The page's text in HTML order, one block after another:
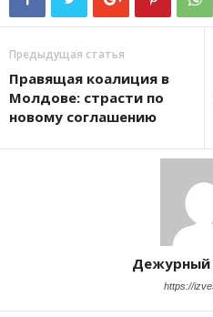
Предыдущая статья
Правящая коалиция в
Молдове: страсти по
новому соглашению
Дежурный
https://